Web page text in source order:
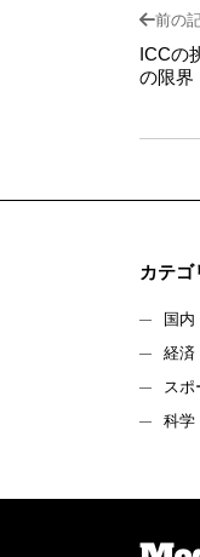
前の
ICCの
の限界
カテゴ
国内
経済
スポ
科学